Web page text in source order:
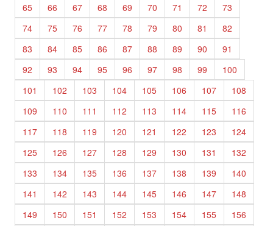
65
66 67 68 69 70 71 72
73
74
75 76 77 78 79 80 81
82
83
84 85 86 87 88 89 90
91
92
93 94 95 96 97 98 99
100
101
102 103 104 105 106 107
108
109
110 111 112 113 114 115
116
117
118 119 120 121 122 123
124
125
126 127 128 129 130 131
132
133
134 135 136 137 138 139
140
141
142 143 144 145 146 147
148
149
150 151 152 153 154 155
156